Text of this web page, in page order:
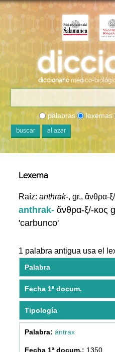
diccionario médico-
palabras lexemas
buscar al azar
Lexema
Raíz:anthrak-, gr., ἄνθρα-
anthrak-ἄνθρα-ξ/-κος
'carbunco'
1 palabra antigua usa el
Palabra
Fecha 1ª docum.
Tipología
ántrax
1350